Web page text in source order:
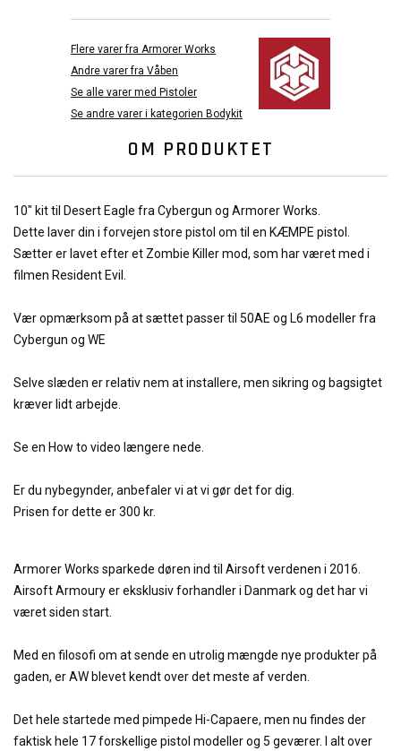
Flere varer fra Armorer Works
Andre varer fra Våben
Se alle varer med Pistoler
Se andre varer i kategorien Bodykit
OM PRODUKTET
10" kit til Desert Eagle fra Cybergun og Armorer Works.
Dette laver din i forvejen store pistol om til en KÆMPE pistol.
Sætter er lavet efter et Zombie Killer mod, som har været med i
filmen Resident Evil.
Vær opmærksom på at sættet passer til 50AE og L6 modeller fra
Cybergun og WE
Selve slæden er relativ nem at installere, men sikring og bagsigtet
kræver lidt arbejde.
Se en How to video længere nede.
Er du nybegynder, anbefaler vi at vi gør det for dig.
Prisen for dette er 300 kr.
Armorer Works sparkede døren ind til Airsoft verdenen i 2016.
Airsoft Armoury er eksklusiv forhandler i Danmark og det har vi
været siden start.
Med en filosofi om at sende en utrolig mængde nye produkter på
gaden, er AW blevet kendt over det meste af verden.
Det hele startede med pimpede Hi-Capaere, men nu findes der
faktisk hele 17 forskellige pistol modeller og 5 geværer. I alt over